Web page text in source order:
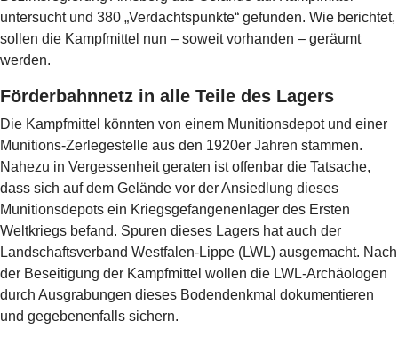
untersucht und 380 „Verdachtspunkte“ gefunden. Wie berichtet,
sollen die Kampfmittel nun – soweit vorhanden – geräumt
werden.
Förderbahnnetz in alle Teile des Lagers
Die Kampfmittel könnten von einem Munitionsdepot und einer
Munitions-Zerlegestelle aus den 1920er Jahren stammen.
Nahezu in Vergessenheit geraten ist offenbar die Tatsache,
dass sich auf dem Gelände vor der Ansiedlung dieses
Munitionsdepots ein Kriegsgefangenenlager des Ersten
Weltkriegs befand. Spuren dieses Lagers hat auch der
Landschaftsverband Westfalen-Lippe (LWL) ausgemacht. Nach
der Beseitigung der Kampfmittel wollen die LWL-Archäologen
durch Ausgrabungen dieses Bodendenkmal dokumentieren
und gegebenenfalls sichern.